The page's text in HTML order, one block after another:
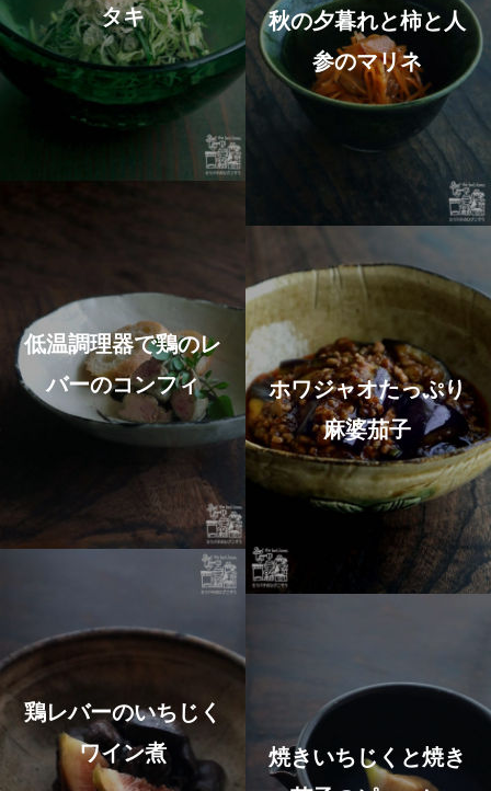
タキ
秋の夕暮れと柿と人
参のマリネ
低温調理器で鶏のレ
バーのコンフィ
ホワジャオたっぷり
麻婆茄子
鶏レバーのいちじく
ワイン煮
焼きいちじくと焼き